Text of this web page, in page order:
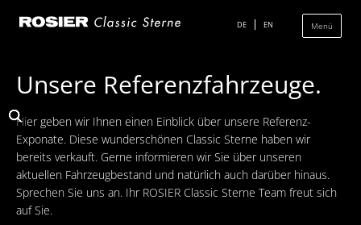
DE EN Menü
überspringen
Geschichte
Die Ausstellung
Team
Unsere Referenzfahrzeuge.
Hier geben wir Ihnen einen Einblick über unsere Referenz-
Exponate. Diese wunderschönen Classic Sterne haben wir
bereits verkauft. Gerne informieren wir Sie über unseren
aktuellen Fahrzeugbestand und natürlich auch darüber hinaus.
Sprechen Sie uns an. Ihr ROSIER Classic Sterne Team freut sich
auf Sie.